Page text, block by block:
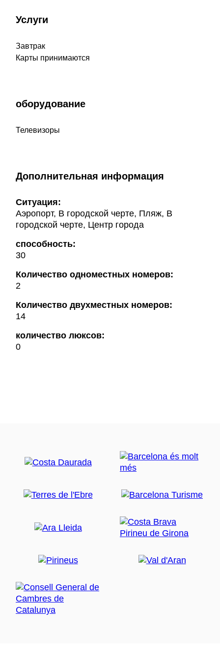
Услуги
Завтрак
Карты принимаются
оборудование
Телевизоры
Дополнительная информация
Ситуация:
Аэропорт, В городской черте, Пляж, В
городской черте, Центр города
способность:
30
Количество одноместных номеров:
2
Количество двухместных номеров:
14
количество люксов:
0